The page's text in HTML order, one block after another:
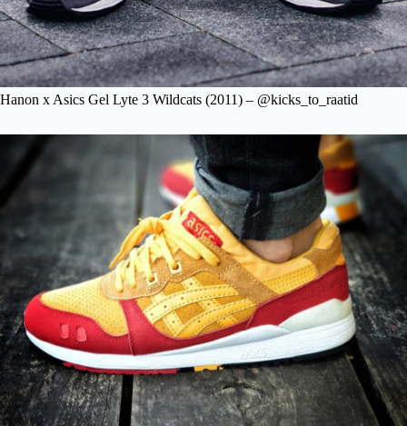
Hanon x Asics Gel Lyte 3 Wildcats (2011) – @kicks_to_raatid